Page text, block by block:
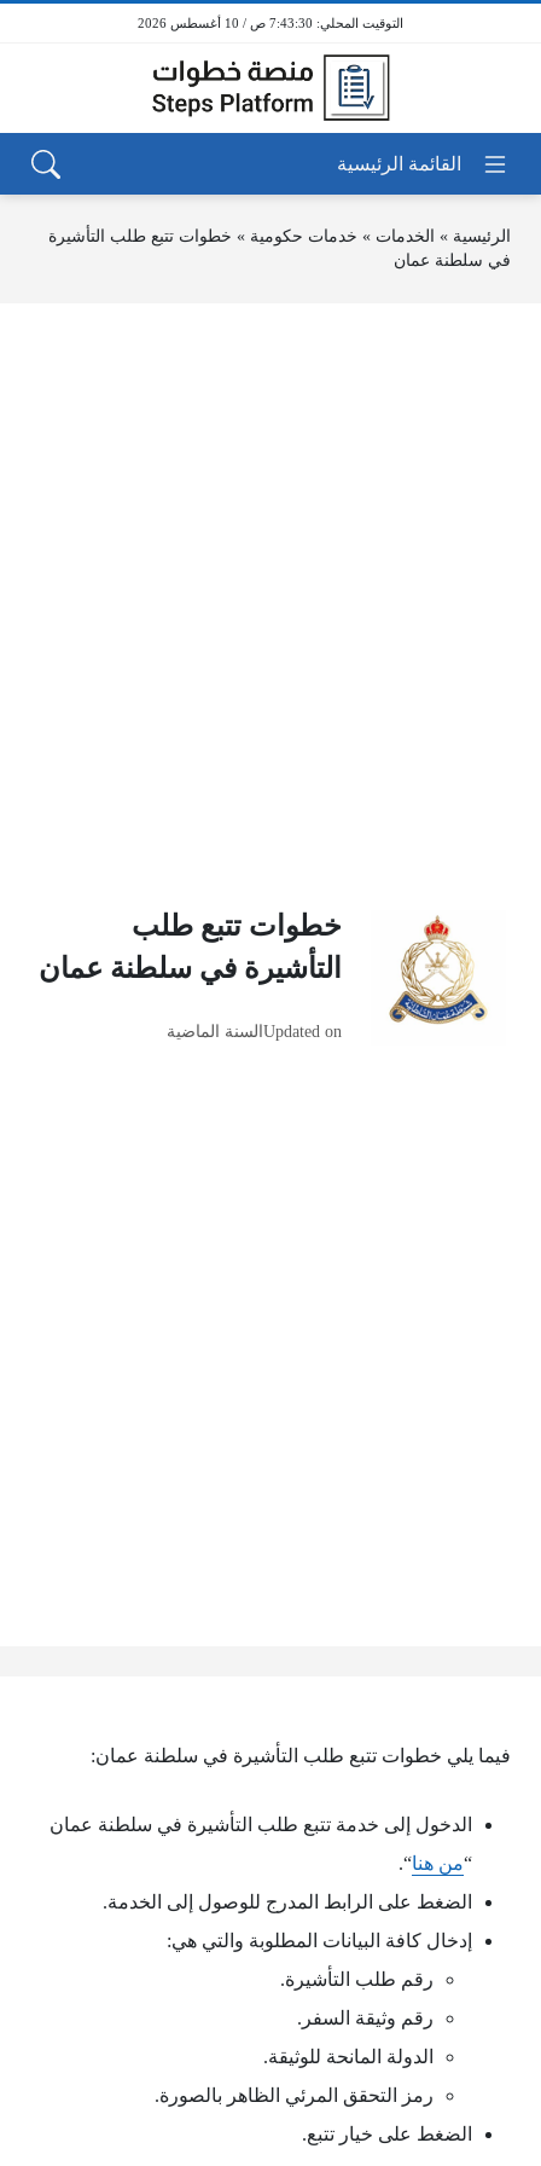
7:43:30 ص / 10 أغسطس 2026
الرئيسية » الخدمات » خدمات حكومية » خطوات تتبع طلب التأشيرة
في سلطنة عمان
خطوات تتبع طلب
التأشيرة في سلطنة عمان
Updated onالسنة الماضية
فيما يلي خطوات تتبع طلب التأشيرة في سلطنة عمان:
الدخول إلى خدمة تتبع طلب التأشيرة في سلطنة عمان
“من هنا“.
الضغط على الرابط المدرج للوصول إلى الخدمة.
إدخال كافة البيانات المطلوبة والتي هي:
رقم طلب التأشيرة.
رقم وثيقة السفر.
الدولة المانحة للوثيقة.
رمز التحقق المرئي الظاهر بالصورة.
الضغط على خيار تتبع.